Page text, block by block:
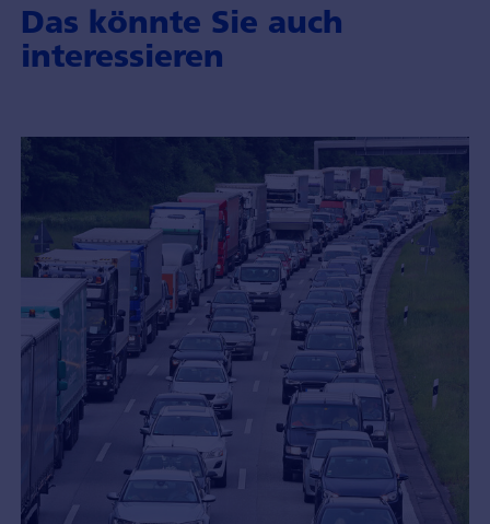
Das könnte Sie auch
interessieren